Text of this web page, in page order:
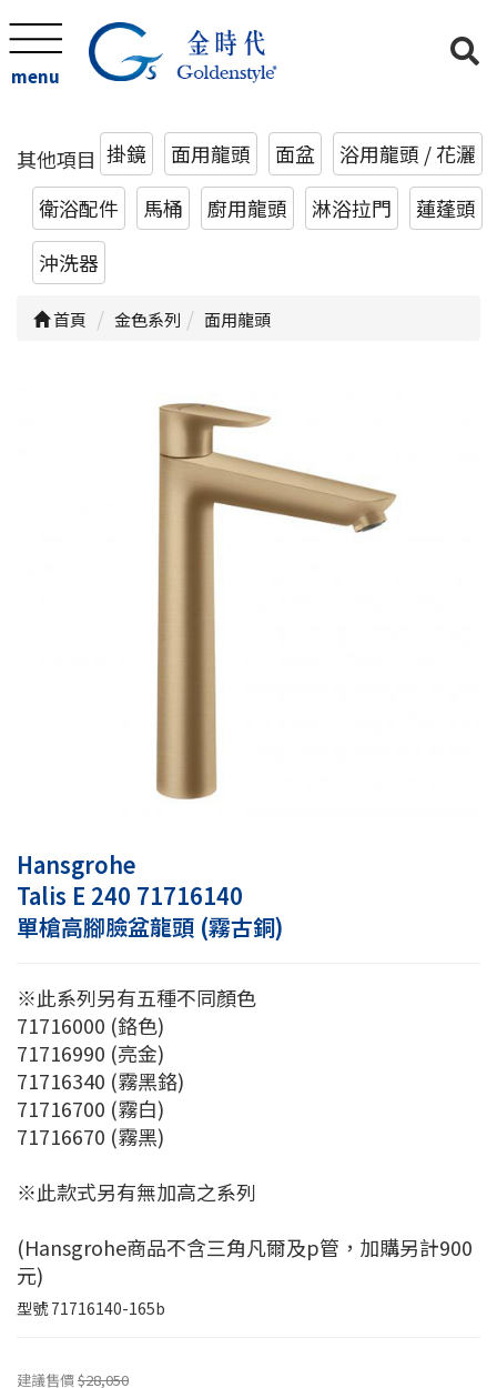
menu
其他項目 掛鏡 面用龍頭 面盆
浴用龍頭 / 花灑
衛浴配件
馬桶 廚用龍頭 淋浴拉門
蓮蓬頭
沖洗器
首頁 金色系列 面用龍頭
Hansgrohe
Talis E 240 71716140
單槍高腳臉盆龍頭 (霧古銅)
※此系列另有五種不同顏色
71716000 (鉻色)
71716990 (亮金)
71716340 (霧黑鉻)
71716700 (霧白)
71716670 (霧黑)
※此款式另有無加高之系列
(Hansgrohe商品不含三角凡爾及p管，加購另計900
元)
型號71716140-165b
建議售價$28,050